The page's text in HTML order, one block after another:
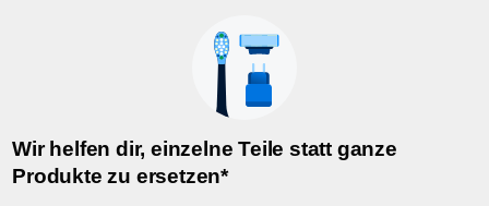
Wir helfen dir, einzelne Teile statt ganze
Produkte zu ersetzen*